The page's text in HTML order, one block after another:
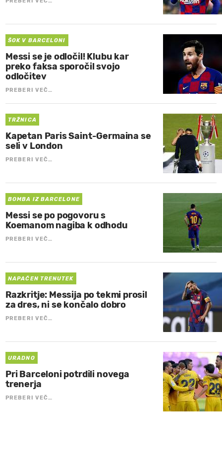
ŠOK V BARCELONI
Messi se je odločil! Klubu kar
preko faksa sporočil svojo
odločitev
PREBERI VEČ…
TRŽNICA
Kapetan Paris Saint-Germaina se
seli v London
PREBERI VEČ…
BOMBA IZ BARCELONE
Messi se po pogovoru s
Koemanom nagiba k odhodu
PREBERI VEČ…
NAPAČEN TRENUTEK
Razkritje: Messija po tekmi prosil
za dres, ni se končalo dobro
PREBERI VEČ…
URADNO
Pri Barceloni potrdili novega
trenerja
PREBERI VEČ…